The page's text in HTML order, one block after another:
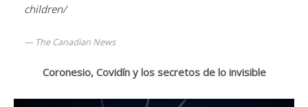
children/
The Canadian News
Coronesio, Covidín y los secretos de lo invisible